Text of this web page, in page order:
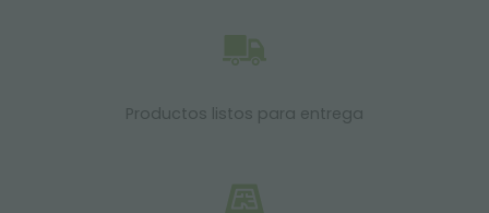
Productos listos para entrega